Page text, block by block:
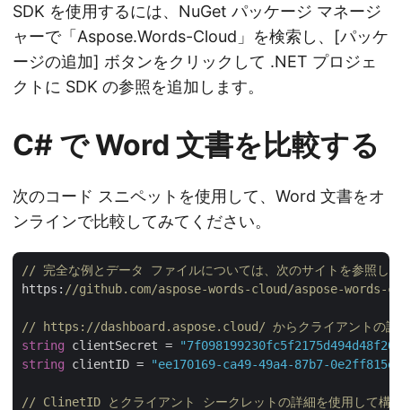
SDK を使用するには、NuGet パッケージ マネージ
ャーで「Aspose.Words-Cloud」を検索し、[パッケ
ージの追加] ボタンをクリックして .NET プロジェ
クトに SDK の参照を追加します。
C# で Word 文書を比較する
次のコード スニペットを使用して、Word 文書をオ
ンラインで比較してみてください。
// 完全な例とデータ ファイルについては、次のサイトを参照し
https: //github.com/aspose-words-cloud/aspose-words-
// https://dashboard.aspose.cloud/ からクライアントの認証
string clientSecret =
string clientID = "ee170169-ca49-49a4-87b7-
// ClinetID とクライアント シークレットの詳細を使用して構成